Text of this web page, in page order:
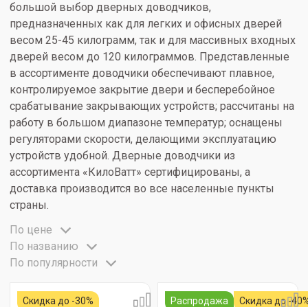
большой выбор дверных доводчиков,
предназначенных как для легких и офисных дверей
весом 25-45 килограмм, так и для массивных входных
дверей весом до 120 килограммов. Представленные
в ассортименте доводчики обеспечивают плавное,
контролируемое закрытие двери и бесперебойное
срабатывание закрывающих устройств; рассчитаны на
работу в большом диапазоне температур; оснащены
регуляторами скорости, делающими эксплуатацию
устройств удобной. Дверные доводчики из
ассортимента «КилоВатт» сертифицированы, а
доставка производится во все населенные пункты
страны.
По цене
По названию
По популярности
Скидка до -30% Распродажа Скидка до -